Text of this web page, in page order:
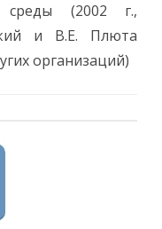
среды (2002 г.,
и В.Е. Плюта
организаций)